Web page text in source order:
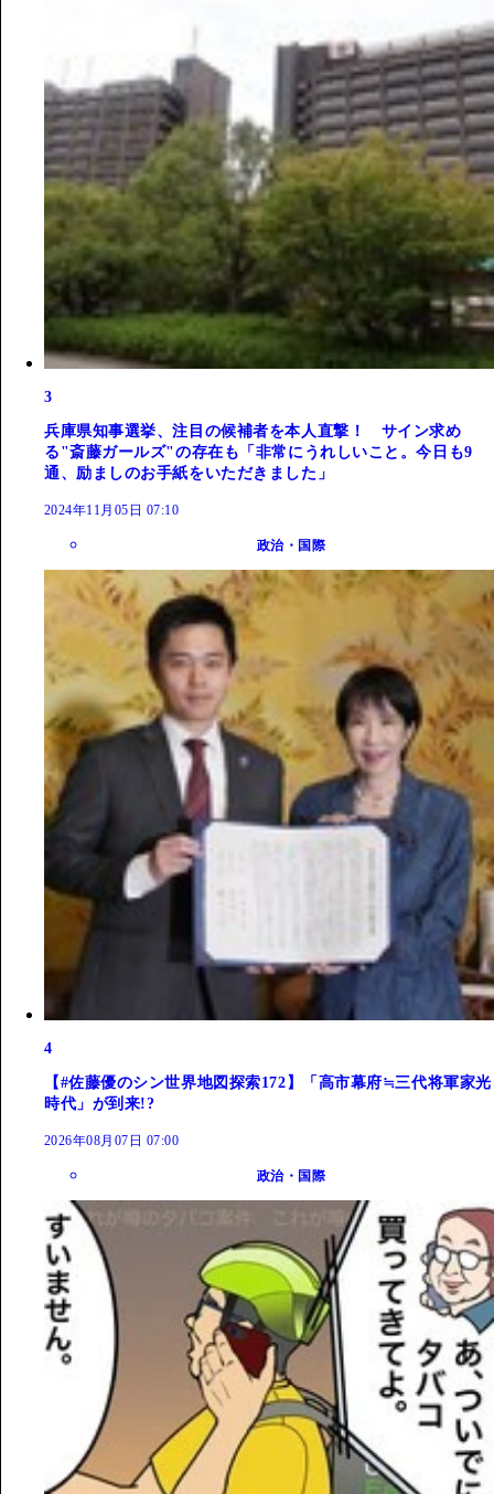
3
兵庫県知事選挙、注目の候補者を本人直撃！ サイン求め
る"斎藤ガールズ"の存在も「非常にうれしいこと。今日も9
通、励ましのお手紙をいただきました」
2024年11月05日 07:10
政治・国際
4
【#佐藤優のシン世界地図探索172】「高市幕府≒三代将軍家光
時代」が到来!?
2026年08月07日 07:00
政治・国際